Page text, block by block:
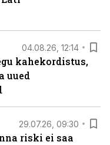
04.08.26, 12:14
kahekordistus,
uued
29.07.26, 09:30
riski ei saa